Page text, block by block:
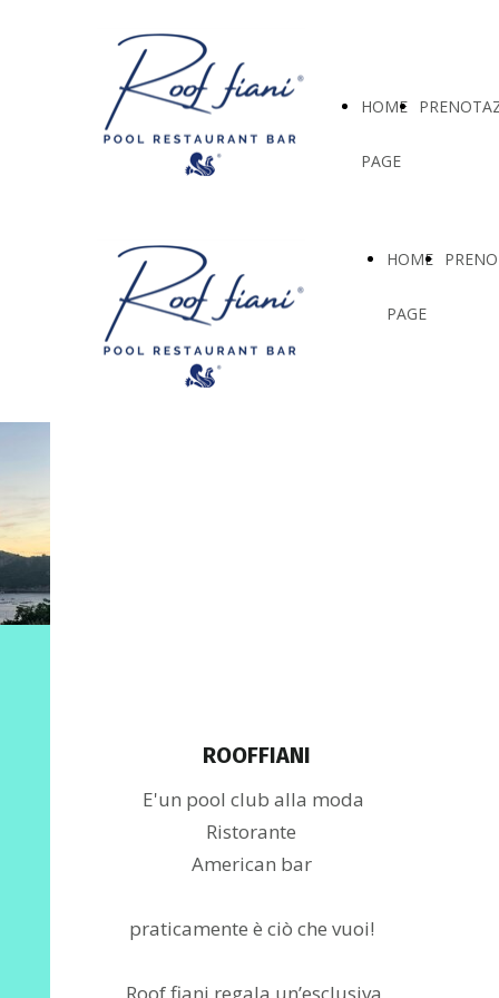
HOME
PAGE
HOME
PAGE
ROOFFIANI
E'un pool club alla moda
Ristorante
American bar
praticamente è ciò che vuoi!